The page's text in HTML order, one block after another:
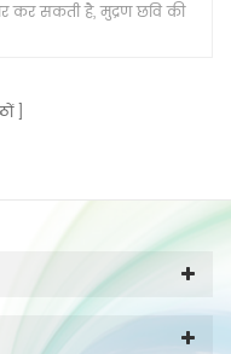
कर सकती है, मुद्रण छवि की
के स्वचालन स्तर में